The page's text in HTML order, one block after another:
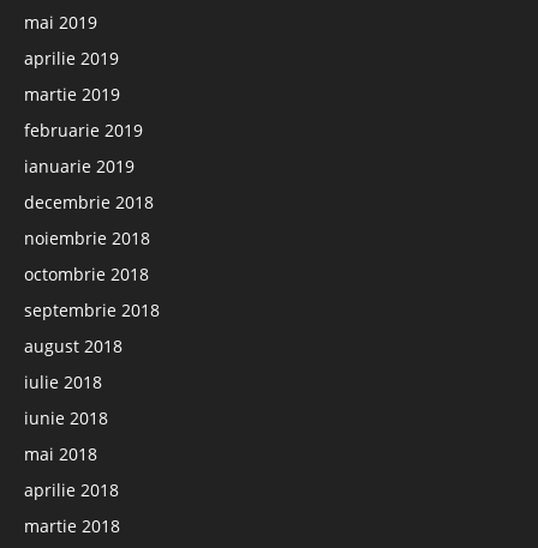
mai 2019
aprilie 2019
martie 2019
februarie 2019
ianuarie 2019
decembrie 2018
noiembrie 2018
octombrie 2018
septembrie 2018
august 2018
iulie 2018
iunie 2018
mai 2018
aprilie 2018
martie 2018